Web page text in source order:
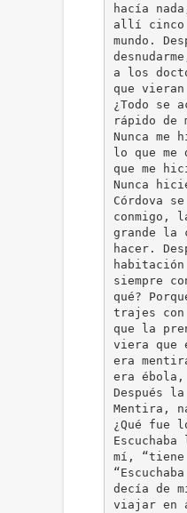
hacía
allí cinco
mundo.
a los
que
¿Todo se
rápido de
Nunca me
lo que me
que me
Nunca
Córdova
conmigo,
grande la
hacer.
siempre
qué?
trajes
que la
viera que
era
era ébola,
Después
Mentira,
¿Qué fue
mí,
decía de
viajar en